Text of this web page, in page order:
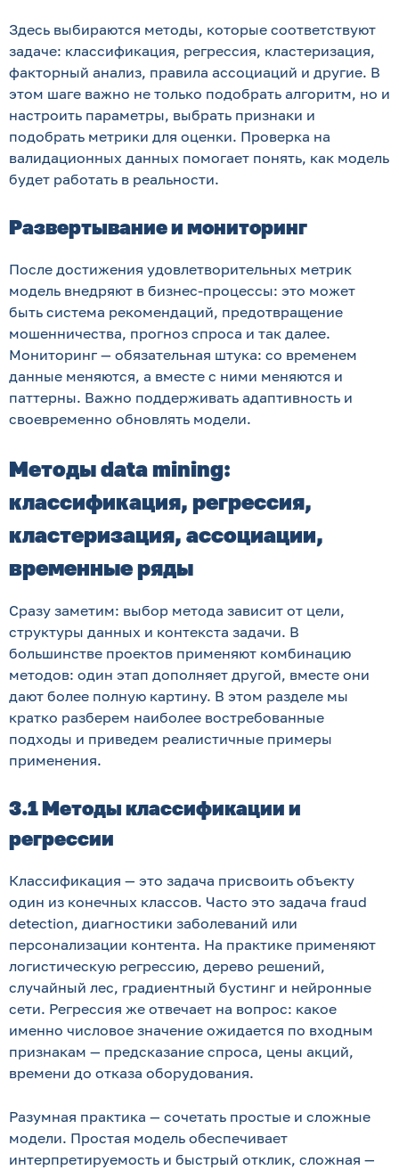
Здесь выбираются методы, которые соответствуют
задаче: классификация, регрессия, кластеризация,
факторный анализ, правила ассоциаций и другие. В
этом шаге важно не только подобрать алгоритм, но и
настроить параметры, выбрать признаки и
подобрать метрики для оценки. Проверка на
валидационных данных помогает понять, как модель
будет работать в реальности.
Развертывание и мониторинг
После достижения удовлетворительных метрик
модель внедряют в бизнес-процессы: это может
быть система рекомендаций, предотвращение
мошенничества, прогноз спроса и так далее.
Мониторинг — обязательная штука: со временем
данные меняются, а вместе с ними меняются и
паттерны. Важно поддерживать адаптивность и
своевременно обновлять модели.
Методы data mining:
классификация, регрессия,
кластеризация, ассоциации,
временные ряды
Сразу заметим: выбор метода зависит от цели,
структуры данных и контекста задачи. В
большинстве проектов применяют комбинацию
методов: один этап дополняет другой, вместе они
дают более полную картину. В этом разделе мы
кратко разберем наиболее востребованные
подходы и приведем реалистичные примеры
применения.
3.1 Методы классификации и
регрессии
Классификация — это задача присвоить объекту
один из конечных классов. Часто это задача fraud
detection, диагностики заболеваний или
персонализации контента. На практике применяют
логистическую регрессию, дерево решений,
случайный лес, градиентный бустинг и нейронные
сети. Регрессия же отвечает на вопрос: какое
именно числовое значение ожидается по входным
признакам — предсказание спроса, цены акций,
времени до отказа оборудования.
Разумная практика — сочетать простые и сложные
модели. Простая модель обеспечивает
интерпретируемость и быстрый отклик, сложная —